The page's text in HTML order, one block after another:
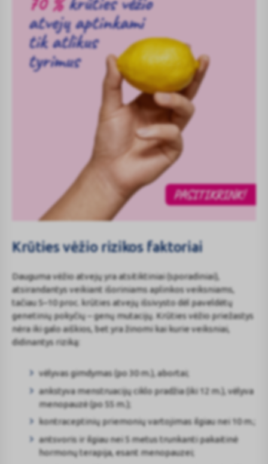
Krūties vėžio rizikos faktoriai
Dauguma vėžio atvejų yra atsitiktiniai (sporadiniai),
atsirandantys veikiant išoriniams aplinkos veiksniams,
tačiau 5–10 proc. krūties atvejų išsivysto dėl paveldėtų
genetinių pokyčių – genų mutacijų. Krūties vėžio priežastys
nėra iki galo aiškios, bet yra žinomi kai kurie veiksniai,
didinantys riziką:
vėlyvas gimdymas (po 30 m.), abortai;
ankstyva menstruacijų ciklo pradžia (iki 12 m.), vėlyva
menopauzė (po 55 m.);
kontraceptinių priemonių vartojimas ilgiau nei 10 m.;
antsvoris ir ilgiau nei 5 metus trunkanti pakaitinė
hormonų terapija, esant menopauzei;